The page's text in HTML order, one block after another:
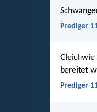
Prediger
Gleichwie
bereitet
Prediger